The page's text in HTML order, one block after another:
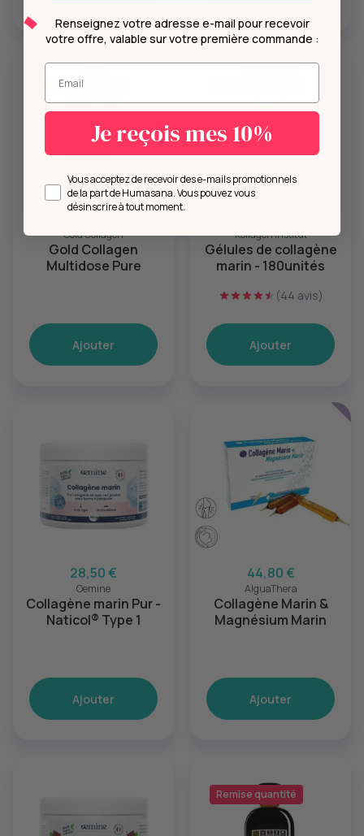
Remise quantité
Gold Collagen
Gold Collagen
Multidose Pure
Ajouter
Kollagen Institut
Gélules de collagène
marin - 180unités
(44 avis)
Ajouter
28,50 €
Oemine
Collagène marin Pur -
Naticol® Type 1
Ajouter
44,80 €
AlguaThera
Collagène Marin &
Magnésium Marin
Ajouter
Remise quantité
Renseignez votre adresse e-mail pour recevoir
votre offre, valable sur votre première commande :
Entrez votre mail.
Je reçois mes 10%
Opt inVous acceptez de recevoir des e-mails promotionnels
de la part de Humasana. Vous pouvez vous
désinscrire à tout moment.